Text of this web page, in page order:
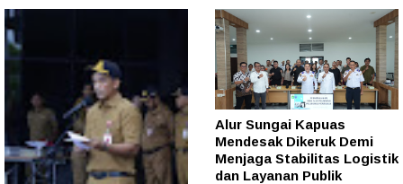
Alur Sungai Kapuas
Mendesak Dikeruk Demi
Menjaga Stabilitas Logistik
dan Layanan Publik